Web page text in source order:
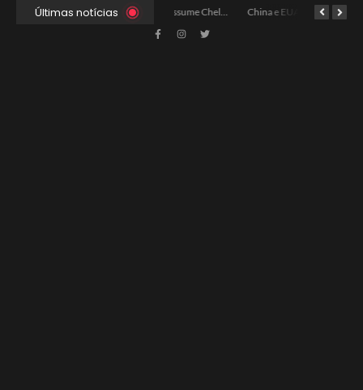
Últimas notícias China e EUA Buscam Expansão do Comércio Agrícola